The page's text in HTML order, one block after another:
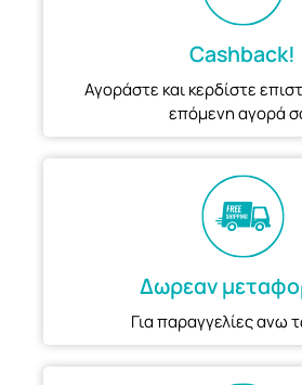
Cashback!
Αγοράστε και κερδίστε
επόμενη αγορά
Δωρεαν
Για παραγγελίες ανω